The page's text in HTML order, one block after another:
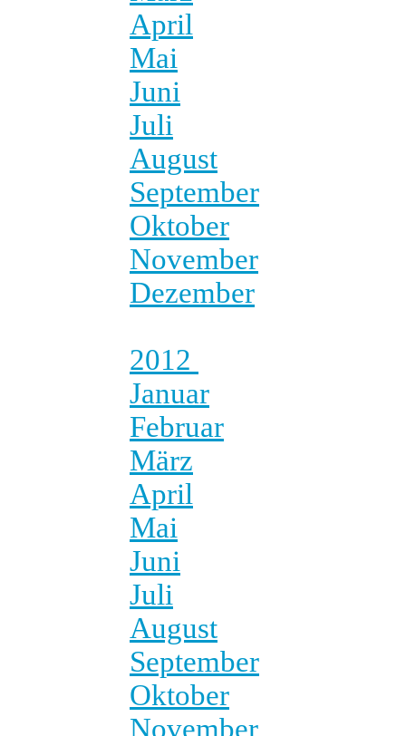
April
Mai
Juni
Juli
August
September
Oktober
November
Dezember
2012
Januar
Februar
März
April
Mai
Juni
Juli
August
September
Oktober
November